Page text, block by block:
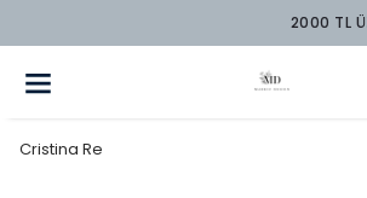
2000 TL ÜZERİ ÜCRETSİZ
Cristina Re